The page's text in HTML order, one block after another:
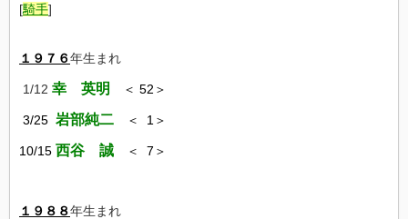
[騎手]
１９７６年生まれ
1/12 幸 英明 ＜ 52＞
3/25 岩部純二 ＜ 1＞
10/15 西谷 誠 ＜ 7＞
１９８８年生まれ